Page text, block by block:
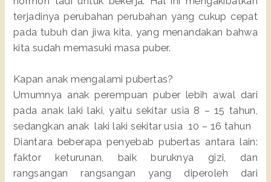
terjadinya perubahan perubahan yang cukup cepat
pada tubuh dan jiwa kita, yang menandakan bahwa
kita sudah memasuki masa puber.
Kapan anak mengalami pubertas?
Umumnya anak perempuan puber lebih awal dari
pada anak laki laki, yaitu sekitar usia 8 – 15 tahun,
sedangkan anak laki laki sekitar usia 10 – 16 tahun
Diantara beberapa penyebab pubertas antara lain:
faktor keturunan, baik buruknya gizi, dan
rangsangan rangsangan yang diperoleh dari